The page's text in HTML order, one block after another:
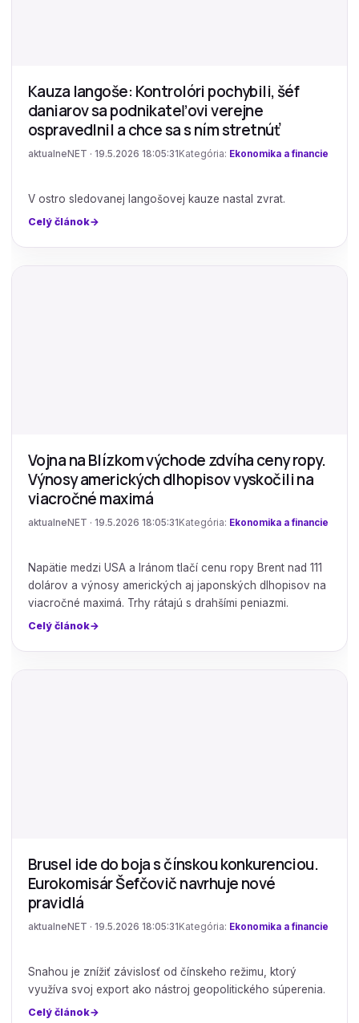
Kauza langoše: Kontrolóri pochybili, šéf
daniarov sa podnikateľovi verejne
ospravedlnil a chce sa s ním stretnúť
aktualneNET · 19.5.2026 18:05:31 Kategória: Ekonomika a financie
V ostro sledovanej langošovej kauze nastal zvrat.
Celý článok
Vojna na Blízkom východe zdvíha ceny ropy.
Výnosy amerických dlhopisov vyskočili na
viacročné maximá
aktualneNET · 19.5.2026 18:05:31 Kategória: Ekonomika a financie
Napätie medzi USA a Iránom tlačí cenu ropy Brent nad 111
dolárov a výnosy amerických aj japonských dlhopisov na
viacročné maximá. Trhy rátajú s drahšími peniazmi.
Celý článok
Brusel ide do boja s čínskou konkurenciou.
Eurokomisár Šefčovič navrhuje nové
pravidlá
aktualneNET · 19.5.2026 18:05:31 Kategória: Ekonomika a financie
Snahou je znížiť závislosť od čínskeho režimu, ktorý
využíva svoj export ako nástroj geopolitického súperenia.
Celý článok